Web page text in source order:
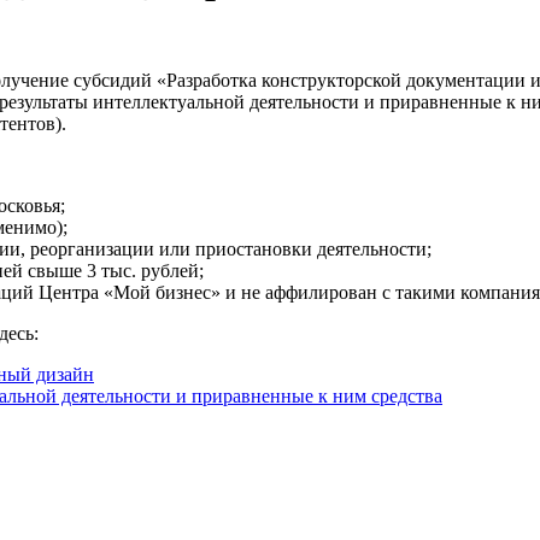
субсидий «Разработка конструкторской документации и
интеллектуальной деятельности и приравненные к
реорганизации или приостановки деятельности;
свыше 3 тыс. рублей;
Центра «Мой бизнес» и не аффилирован с такими
дизайн
деятельности и приравненные к ним средства